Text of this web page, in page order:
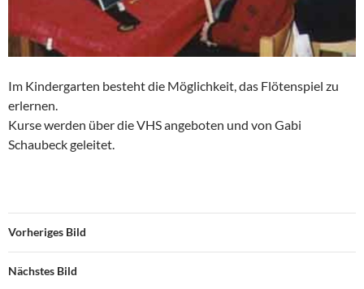
Im Kindergarten besteht die Möglichkeit, das Flötenspiel zu
erlernen.
Kurse werden über die VHS angeboten und von Gabi
Schaubeck geleitet.
Vorheriges Bild
Nächstes Bild